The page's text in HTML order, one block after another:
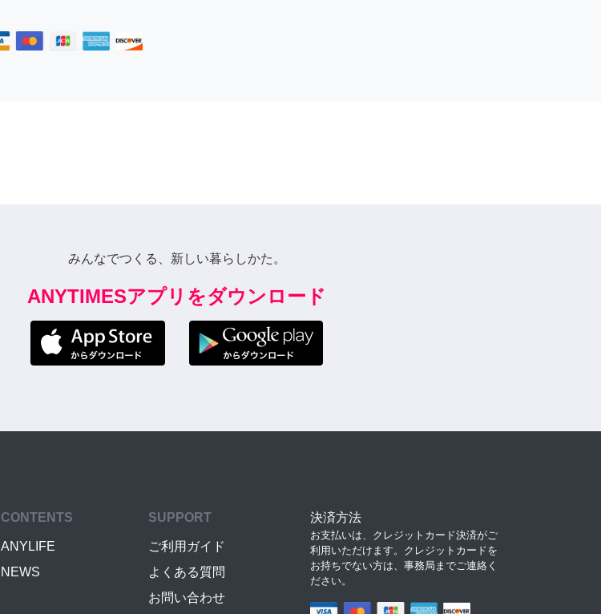
みんなでつくる、新しい暮らしかた。
ANYTIMESアプリをダウンロード
CONTENTS
ANYLIFE
NEWS
SUPPORT
ご利用ガイド
よくある質問
お問い合わせ
決済方法
お支払いは、クレジットカード決済がご
利用いただけます。クレジットカードを
お持ちでない方は、事務局までご連絡く
ださい。